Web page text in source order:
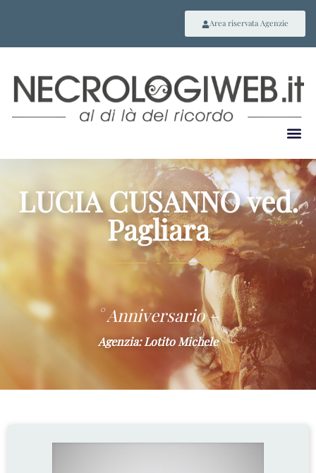
Area riservata Agenzie
LUCIA CUSANNO ved.
Pagliara
~
° Anniversario –
Agenzia: Lotito Michele